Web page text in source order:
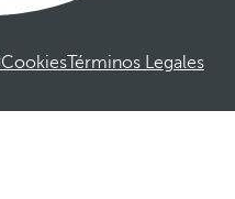
CookiesTérminos Legales